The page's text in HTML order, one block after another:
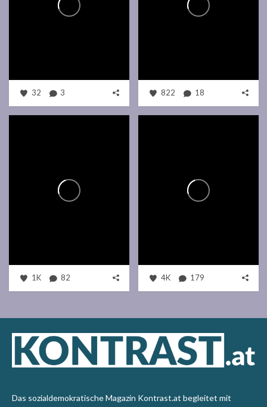
32 3 822 18
1K 82 4K 179
Das sozialdemokratische Magazin Kontrast.at begleitet mit